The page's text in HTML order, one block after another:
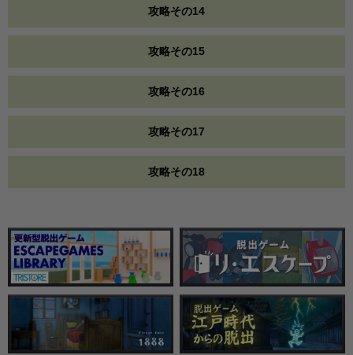
攻略その14
攻略その15
攻略その16
攻略その17
攻略その18